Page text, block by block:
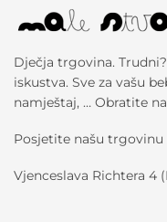
Dječja trgovina.
iskustva. Sve za vašu
namještaj, … Obratite
Posjetite našu trgovinu
Vjenceslava Richtera 4